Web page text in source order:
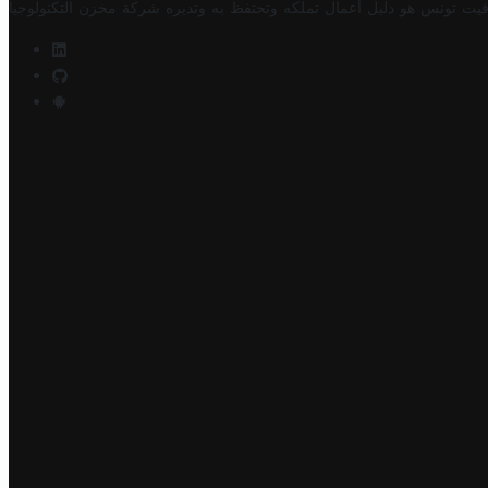
تونس هو دليل أعمال تملكه وتحتفظ به وتديره شركة مخزن التكنولوجيا